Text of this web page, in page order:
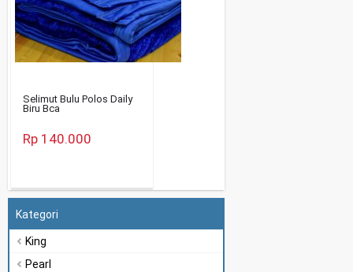
Selimut Tiger Biru BCA
Rp 90.000
Bulu Polos Daily
Kategori
King
Pearl